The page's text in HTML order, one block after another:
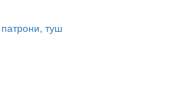
патрони, туш